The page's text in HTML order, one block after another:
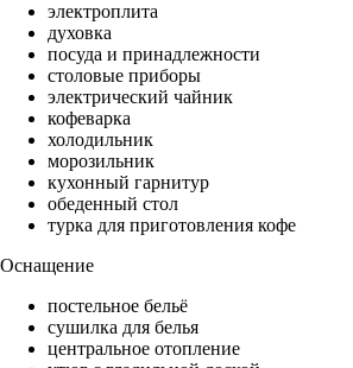
электроплита
духовка
посуда и принадлежности
столовые приборы
электрический чайник
кофеварка
холодильник
морозильник
кухонный гарнитур
обеденный стол
турка для приготовления кофе
Оснащение
постельное бельё
сушилка для белья
центральное отопление